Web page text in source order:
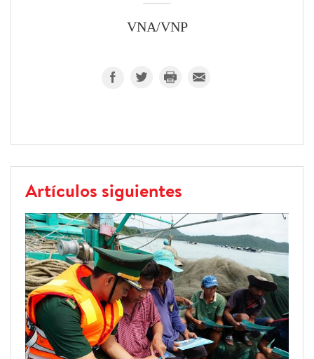
VNA/VNP
Artículos siguientes